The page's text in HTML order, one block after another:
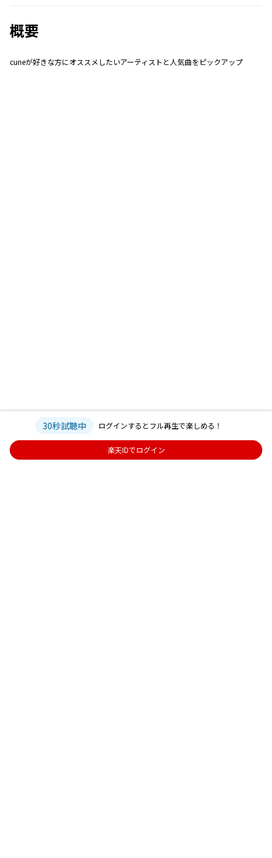
概要
cuneが好きな方にオススメしたいアーティストと人気曲をピックアップ
30秒試聴中 ログインするとフル再生で楽しめる！
楽天IDでログイン